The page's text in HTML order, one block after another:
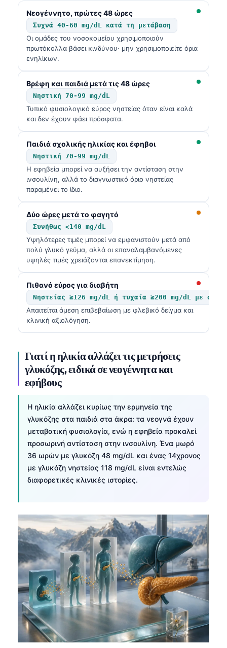
Νεογέννητο, πρώτες 48 ώρες
Συχνά 40-60 mg/dL κατά τη μετάβαση
Οι ομάδες του νοσοκομείου χρησιμοποιούν
πρωτόκολλα βάσει κινδύνου· μην χρησιμοποιείτε όρια
ενηλίκων.
Βρέφη και παιδιά μετά τις 48 ώρες
Νηστική 70-99 mg/dL
Τυπικό φυσιολογικό εύρος νηστείας όταν είναι καλά
και δεν έχουν φάει πρόσφατα.
Παιδιά σχολικής ηλικίας και έφηβοι
Νηστική 70-99 mg/dL
Η εφηβεία μπορεί να αυξήσει την αντίσταση στην
ινσουλίνη, αλλά το διαγνωστικό όριο νηστείας
παραμένει το ίδιο.
Δύο ώρες μετά το φαγητό
Συνήθως <140 mg/dL
Υψηλότερες τιμές μπορεί να εμφανιστούν μετά από
πολύ γλυκό γεύμα, αλλά οι επαναλαμβανόμενες
υψηλές τιμές χρειάζονται επανεκτίμηση.
Πιθανό εύρος για διαβήτη
Νηστείας ≥126 mg/dL ή τυχαία ≥200 mg/dL με
Απαιτείται άμεση επιβεβαίωση με φλεβικό δείγμα και
κλινική αξιολόγηση.
Γιατί η ηλικία αλλάζει τις μετρήσεις
γλυκόζης, ειδικά σε νεογέννητα και
εφήβους
Η ηλικία αλλάζει κυρίως την ερμηνεία της
γλυκόζης στα παιδιά στα άκρα: τα νεογνά έχουν
μεταβατική φυσιολογία, ενώ η εφηβεία προκαλεί
προσωρινή αντίσταση στην ινσουλίνη. Ένα μωρό
36 ωρών με γλυκόζη 48 mg/dL και ένας 14χρονος
με γλυκόζη νηστείας 118 mg/dL είναι εντελώς
διαφορετικές κλινικές ιστορίες.